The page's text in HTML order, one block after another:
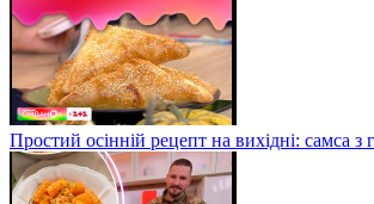
Простий осінній рецепт на вихідні: самса з